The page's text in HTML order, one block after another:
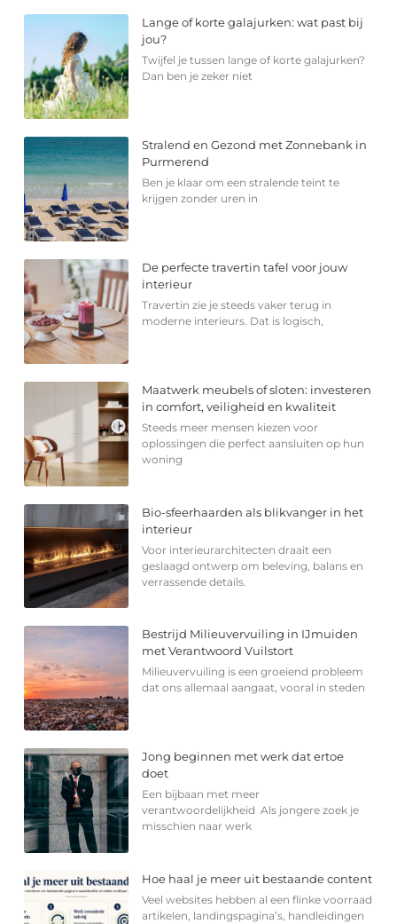
Lange of korte galajurken: wat past bij
jou?
Twijfel je tussen lange of korte galajurken?
Dan ben je zeker niet
Stralend en Gezond met Zonnebank in
Purmerend
Ben je klaar om een stralende teint te
krijgen zonder uren in
De perfecte travertin tafel voor jouw
interieur
Travertin zie je steeds vaker terug in
moderne interieurs. Dat is logisch,
Maatwerk meubels of sloten: investeren
in comfort, veiligheid en kwaliteit
Steeds meer mensen kiezen voor
oplossingen die perfect aansluiten op hun
woning
Bio-sfeerhaarden als blikvanger in het
interieur
Voor interieurarchitecten draait een
geslaagd ontwerp om beleving, balans en
verrassende details.
Bestrijd Milieuvervuiling in IJmuiden
met Verantwoord Vuilstort
Milieuvervuiling is een groeiend probleem
dat ons allemaal aangaat, vooral in steden
Jong beginnen met werk dat ertoe
doet
Een bijbaan met meer
verantwoordelijkheid Als jongere zoek je
misschien naar werk
Hoe haal je meer uit bestaande content
Veel websites hebben al een flinke voorraad
artikelen, landingspagina’s, handleidingen